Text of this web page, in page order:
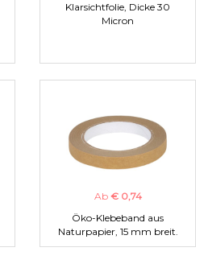
Klarsichtfolie, Dicke 30
Micron
Ab € 0,74
Öko-Klebeband aus
Naturpapier, 15 mm breit.